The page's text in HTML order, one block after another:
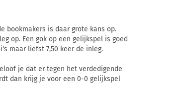
bookmakers is daar grote kans op.
op. Een gok op een gelijkspel is goed
maar liefst 7,50 keer de inleg.
je dat er tegen het verdedigende
dan krijg je voor een 0-0 gelijkspel